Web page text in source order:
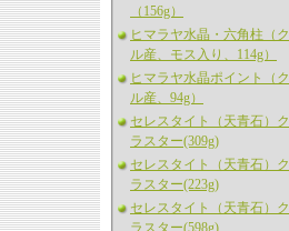
（156g）
ヒマラヤ水晶・六角柱（ク
ル産、モス入り、114g）
ヒマラヤ水晶ポイント（ク
ル産、94g）
セレスタイト（天青石）ク
ラスター(309g)
セレスタイト（天青石）ク
ラスター(223g)
セレスタイト（天青石）ク
ラスター(598g)